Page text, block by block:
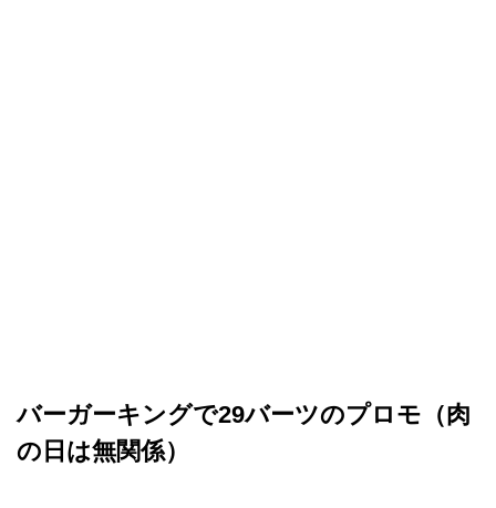
バーガーキングで29バーツのプロモ（肉
の日は無関係）